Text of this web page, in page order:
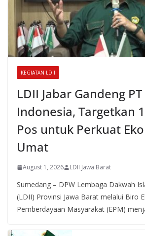
KEGIATAN LDII
LDII Jabar Gandeng
Indonesia, Targetkan
Pos untuk Perkuat
Umat
August 1, 2026 LDII Jawa Barat
Sumedang – DPW Lembaga Dakwah
(LDII) Provinsi Jawa Barat melalui Biro
Pemberdayaan Masyarakat (EPM)